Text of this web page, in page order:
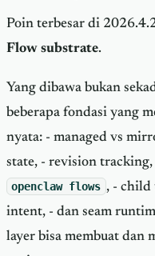
Poin terbesar di
Flow substrate.
Yang dibawa bukan
beberapa fondasi yang
nyata: - managed vs
state, - revision
openclaw flows , - child
intent, - dan seam
layer bisa membuat dan